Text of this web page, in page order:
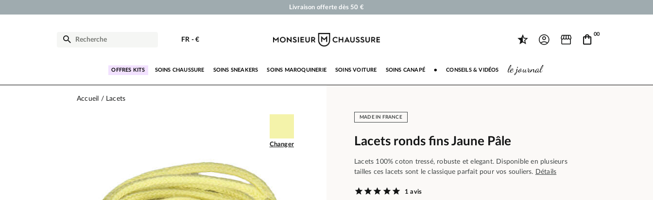
Cirages et produits d'entretien pour chaussures, sneakers et maroquinerie
Paiement en 3x 4x par carte bancaire dès 50 €
FR - €
00
OFFRES KITS SOINS CHAUSSURE SOINS SNEAKERS SOINS MAROQUINERIE SOINS VOITURE SOINS CANAPÉ ● CONSEILS & VIDÉOS le journal
Accueil Lacets
Changer
MADE IN FRANCE
Lacets ronds fins Jaune Pâle
Lacets 100% coton tressé, robuste et elegant. Disponible en plusieurs
tailles ces lacets sont le classique parfait pour vos souliers. Détails
1 avis